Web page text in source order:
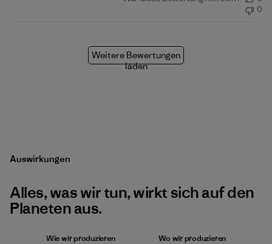
0
Weitere Bewertungen
laden
Auswirkungen
Alles, was wir tun, wirkt sich auf den
Planeten aus.
Wie wir produzieren Wo wir produzieren